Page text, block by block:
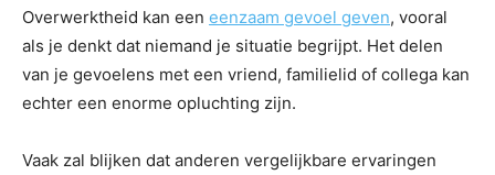
Overwerktheid kan een eenzaam gevoel geven, vooral
als je denkt dat niemand je situatie begrijpt. Het delen
van je gevoelens met een vriend, familielid of collega kan
echter een enorme opluchting zijn.
Vaak zal blijken dat anderen vergelijkbare ervaringen